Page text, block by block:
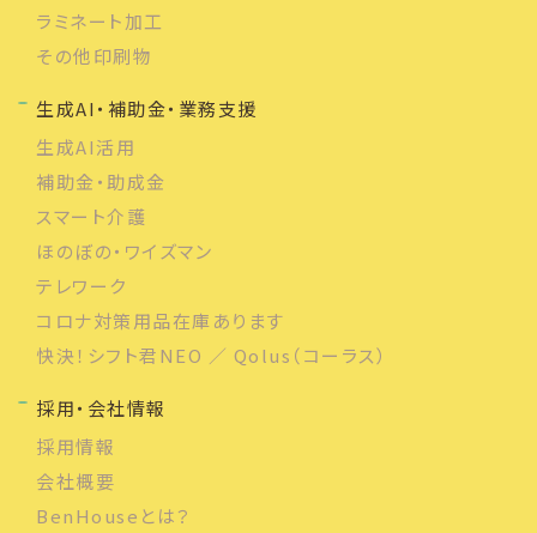
ラミネート加工
その他印刷物
生成AI・補助金・業務支援
生成AI活用
補助金・助成金
スマート介護
ほのぼの・ワイズマン
テレワーク
コロナ対策用品在庫あります
快決！シフト君NEO ／ Qolus（コーラス）
採用・会社情報
採用情報
会社概要
BenHouseとは？